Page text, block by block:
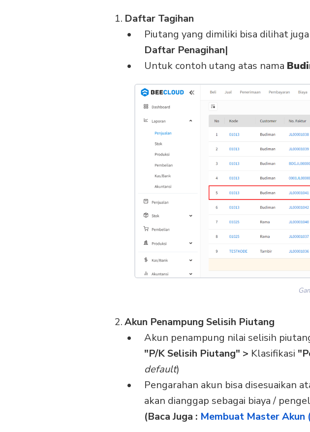
Daftar Tagihan
Piutang yang dimiliki bisa dilihat
Daftar Penagihan|
Untuk contoh utang atas nama
Akun Penampung Selisih Piutang
Akun penampung nilai selisih
"P/K Selisih Piutang" > Klasifikasi
default)
Pengarahan akun bisa disesuaikan
akan dianggap sebagai biaya /
(Baca Juga : Membuat Master Akun